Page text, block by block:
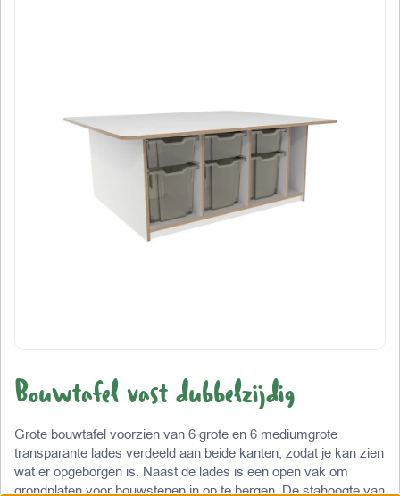
Bouwtafel vast dubbelzijdig
Grote bouwtafel voorzien van 6 grote en 6 mediumgrote
transparante lades verdeeld aan beide kanten, zodat je kan zien
wat er opgeborgen is. Naast de lades is een open vak om
grondplaten voor bouwstenen in op te bergen. De stahoogte van